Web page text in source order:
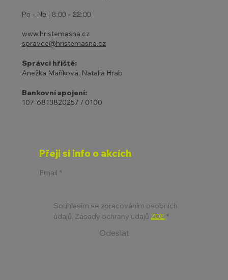
Po - Ne | 8:00 - 22:00
www.hristemasna.cz
spravce@hristemasna.cz
Správci hřiště:
Anežka Maříková, Natalia Hrab
Bankovní spojení:
107-6813820257 / 0100
Přeji si info o akcích
Email *
Souhlasím se zpracováním osobních
údajů. Zásady ochrany údajů ZDE *
Odeslat